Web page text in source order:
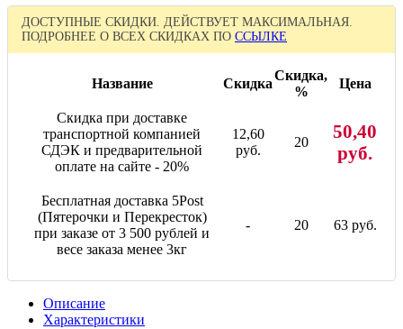
ДОСТУПНЫЕ СКИДКИ. ДЕЙСТВУЕТ МАКСИМАЛЬНАЯ.
ПОДРОБНЕЕ О ВСЕХ СКИДКАХ ПО ССЫЛКЕ
Название Скидка
Скидка,
%
Цена
Скидка при доставке
транспортной компанией
СДЭК и предварительной
оплате на сайте - 20%
12,60
руб.
20
50,40
руб.
Бесплатная доставка 5Post
(Пятерочки и Перекресток)
при заказе от 3 500 рублей и
весе заказа менее 3кг
- 20 63 руб.
Описание
Характеристики